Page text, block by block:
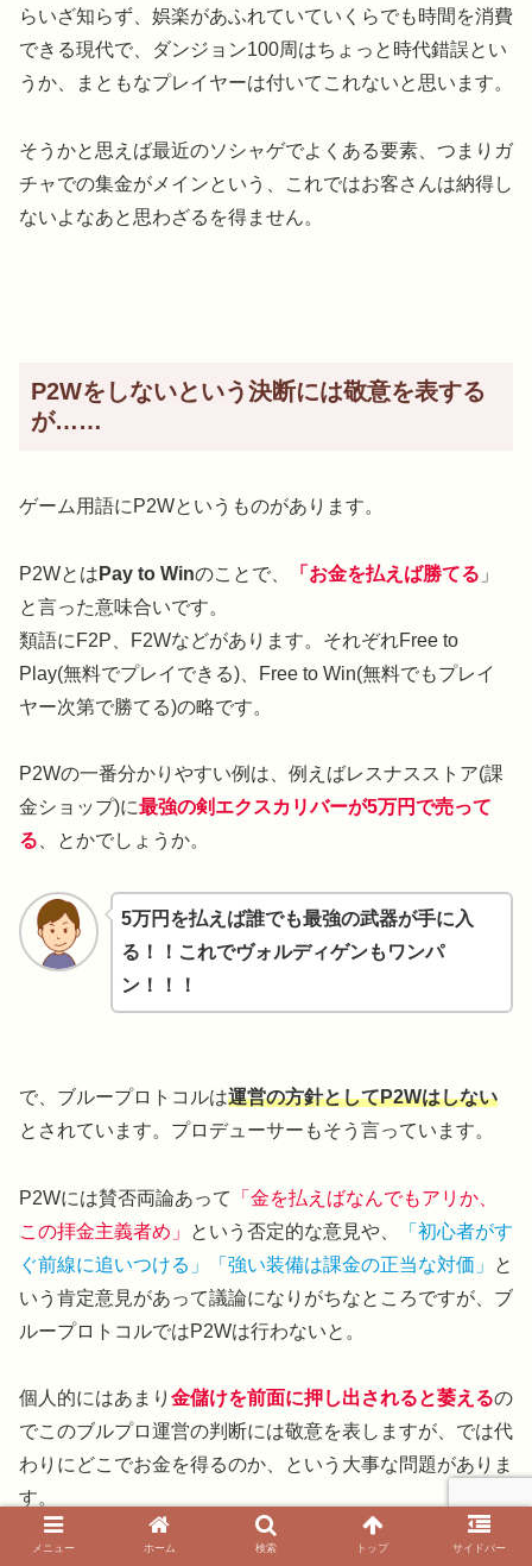
らいざ知らず、娯楽があふれていていくらでも時間を消費
できる現代で、ダンジョン100周はちょっと時代錯誤とい
うか、まともなプレイヤーは付いてこれないと思います。
そうかと思えば最近のソシャゲでよくある要素、つまりガ
チャでの集金がメインという、これではお客さんは納得し
ないよなあと思わざるを得ません。
P2Wをしないという決断には敬意を表する
が……
ゲーム用語にP2Wというものがあります。
P2Wとは Pay to Winのことで、 「お金を払えば勝てる 」
と言った意味合いです。
類語にF2P、F2Wなどがあります。それぞれFree to
Play(無料でプレイできる)、Free to Win(無料でもプレイ
ヤー次第で勝てる)の略です。
P2Wの一番分かりやすい例は、例えばレスナスストア(課
金ショップ)に最強の剣エクスカリバーが5万円で売って
る 、とかでしょうか。
5万円を払えば誰でも最強の武器が手に入
る！！これでヴォルディゲンもワンパ
ン！！！
で、ブループロトコルは運営の方針としてP2Wはしない
とされています。プロデューサーもそう言っています。
P2Wには賛否両論あって
「金を払えばなんでもアリか、
この拝金主義者め」
という否定的な意見や、
「初心者がす
ぐ前線に追いつける」「強い装備は課金の正当な対価」
と
いう肯定意見があって議論になりがちなところですが、ブ
ループロトコルではP2Wは行わないと。
個人的にはあまり 金儲けを前面に押し出されると萎えるの
でこのブルプロ運営の判断には敬意を表しますが、では代
わりにどこでお金を得るのか、という大事な問題がありま
す。
P2Wしないならユーザーにどこでお金を使ってもらうの
メニュー ホーム 検索 トップ サイドバー